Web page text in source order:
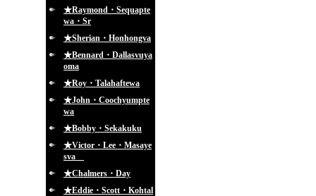
★Raymond・Sequapte
wa・Sr
★Sherian・Honhongva
★Bennard・Dallasvuya
oma
★Roy・Talahaftewa
★John・Coochyumpte
wa
★Bobby・Sekakuku
★Victor・Lee・Masaye
sva
★Chalmers・Day
★Eddie・Scott・Kohtal